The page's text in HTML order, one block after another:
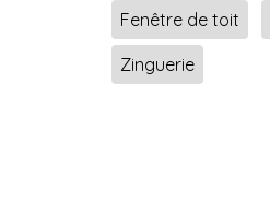
Fenêtre de toit
Zinguerie